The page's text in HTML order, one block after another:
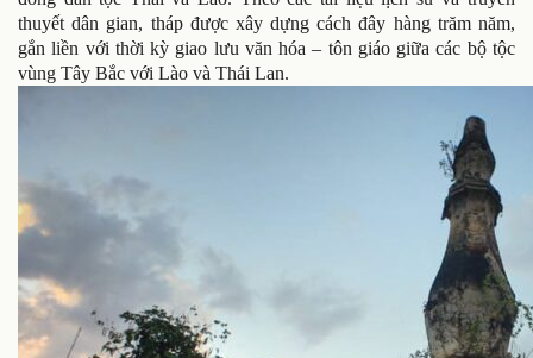
thuyết dân gian, tháp được xây dựng cách đây hàng trăm năm,
gắn liền với thời kỳ giao lưu văn hóa – tôn giáo giữa các bộ tộc
vùng Tây Bắc với Lào và Thái Lan.